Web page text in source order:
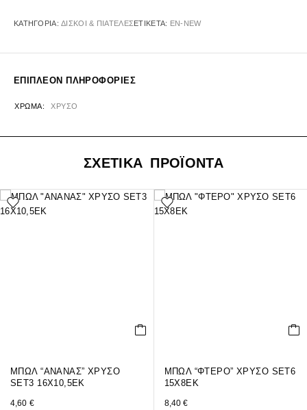
ΚΑΤΗΓΟΡΊΑ:ΔΙΣΚΟΙ & ΠΙΑΤΕΛΕΣΕΤΙΚΈΤΑ: EN-NEW
ΕΠΙΠΛΈΟΝ ΠΛΗΡΟΦΟΡΊΕΣ
ΧΡΏΜΑ ΧΡΥΣΟ
ΣΧΕΤΙΚΑ ΠΡΟΪΟΝΤΑ
ΜΠΩΛ “ΑΝΑΝΑΣ” ΧΡΥΣΟ
SET3 16X10,5EK
4,60 €
ΜΠΩΛ “ΦΤΕΡΟ” ΧΡΥΣΟ SET6
15Χ8ΕΚ
8,40€